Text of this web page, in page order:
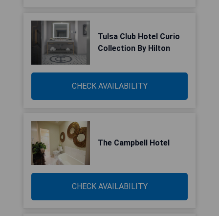
Tulsa Club Hotel Curio
Collection By Hilton
CHECK AVAILABILITY
The Campbell Hotel
CHECK AVAILABILITY